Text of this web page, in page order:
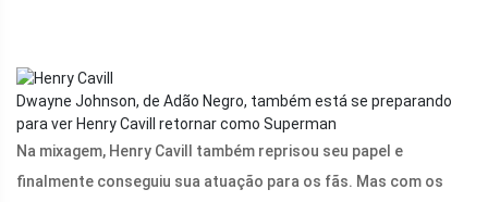
Dwayne Johnson, de Adão Negro, também está se preparando
para ver Henry Cavill retornar como Superman
Na mixagem, Henry Cavill também reprisou seu papel e
finalmente conseguiu sua atuação para os fãs. Mas com os